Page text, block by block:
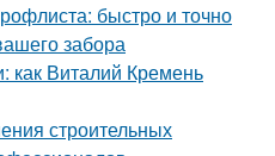
быстро и точно
забора
как Виталий Кремень
строительных